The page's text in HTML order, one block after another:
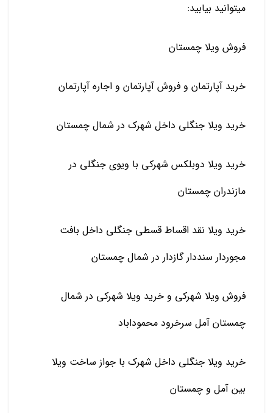
میتوانید بیابید:
فروش ویلا چمستان
خرید آپارتمان و فروش آپارتمان و اجاره آپارتمان
خرید ویلا جنگلی داخل شهرک در شمال چمستان
خرید ویلا دوبلکس شهرکی با ویوی جنگلی در
مازندران چمستان
خرید ویلا نقد اقساط قسطی جنگلی داخل بافت
مجوردار سنددار گازدار در شمال چمستان
فروش ویلا شهرکی و خرید ویلا شهرکی در شمال
چمستان آمل سرخرود محموداباد
خرید ویلا جنگلی داخل شهرک با جواز ساخت ویلا
بین آمل و چمستان